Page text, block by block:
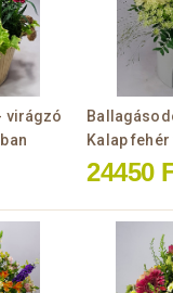
virágzó
Kalap fehér
24450